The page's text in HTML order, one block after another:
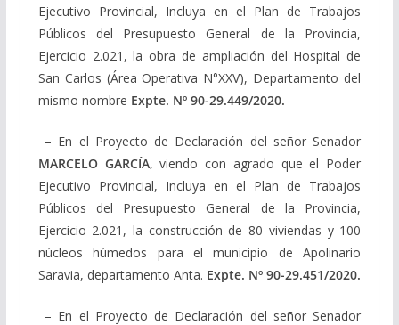
Ejecutivo Provincial, Incluya en el Plan de Trabajos
Públicos del Presupuesto General de la Provincia,
Ejercicio 2.021, la obra de ampliación del Hospital de
San Carlos (Área Operativa N°XXV), Departamento del
mismo nombre Expte. Nº 90-29.449/2020.
– En el Proyecto de Declaración del señor Senador
MARCELO GARCÍA,viendo con agrado que el Poder
Ejecutivo Provincial, Incluya en el Plan de Trabajos
Públicos del Presupuesto General de la Provincia,
Ejercicio 2.021, la construcción de 80 viviendas y 100
núcleos húmedos para el municipio de Apolinario
Saravia, departamento Anta. Expte. Nº 90-29.451/2020.
– En el Proyecto de Declaración del señor Senador